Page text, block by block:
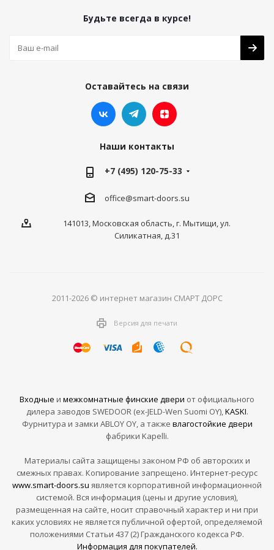
Будьте всегда в курсе!
Оставайтесь на связи
Наши контакты
+7 (495) 120-75-33
office@smart-doors.su
141013, Московская область, г. Мытищи, ул.
Силикатная, д.31
2011-2026 © интернет магазин СМАРТ ДОРС
Версия для печати
Входные и межкомнатные финские двери от официального
дилера заводов SWEDOOR (ex-JELD-Wen Suomi OY),KASKI.
Фурнитура и замки ABLOY OY, а также влагостойкие двери
фабрики Kapelli.
Материалы сайта защищены законом РФ об авторских и
смежных правах. Копирование запрещено. Интернет-ресурс
www.smart-doors.su является корпоративной информационной
системой. Вся информация (цены и другие условия),
размещенная на сайте, носит справочный характер и ни при
каких условиях не является публичной офертой, определяемой
положениями Статьи 437 (2) Гражданского кодекса РФ.
Информация для покупателей.